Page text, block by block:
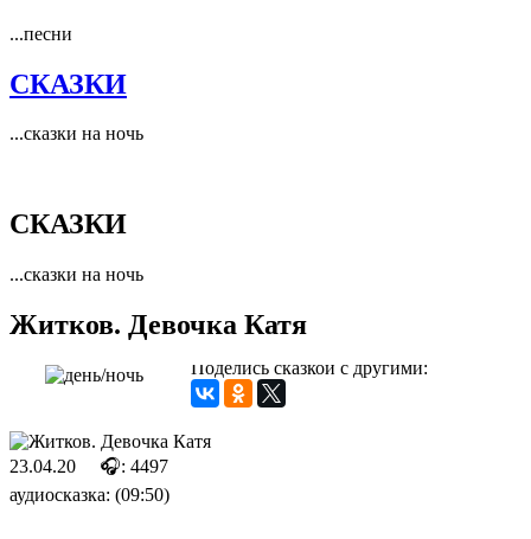
...песни
СКАЗКИ
...сказки на ночь
СКАЗКИ
...сказки на ночь
Житков. Девочка Катя
Поделись сказкой с другими:
23.04.20
🎧: 4497
аудиосказка: (09:50)